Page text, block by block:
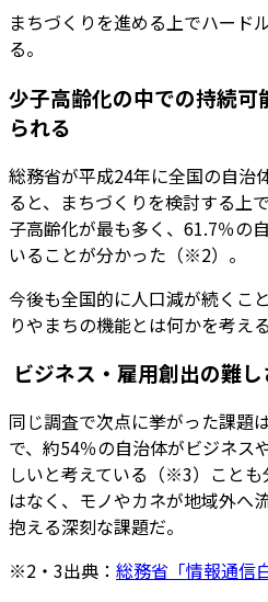
まちづくりを進める上でハード
る。
少子高齢化の中での持続可
られる
総務省が平成24年に全国の自治
ると、まちづくりを検討する上
子高齢化が最も多く、61.7％の
いることが分かった（※2）。
今後も全国的に人口減が続くこ
りやまちの機能とは何かを考え
ビジネス・雇用創出の難し
同じ調査で次点に挙がった課題
で、約54％の自治体がビジネス
しいと考えている（※3）こと
はなく、モノやカネが地域外へ
抱える深刻な課題だ。
※2・3出典： 総務省「情報通信